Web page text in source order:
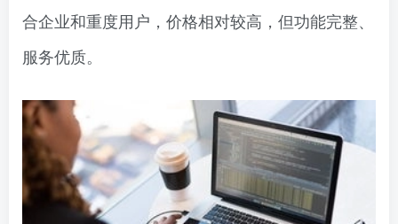
合企业和重度用户，价格相对较高，但功能完整、
服务优质。